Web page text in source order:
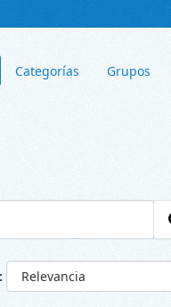
Categorías Grupos